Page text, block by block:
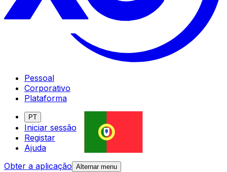
Pessoal
Corporativo
Plataforma
PT
Iniciar sessão
Registar
Ajuda
Obter a aplicação Alternar menu